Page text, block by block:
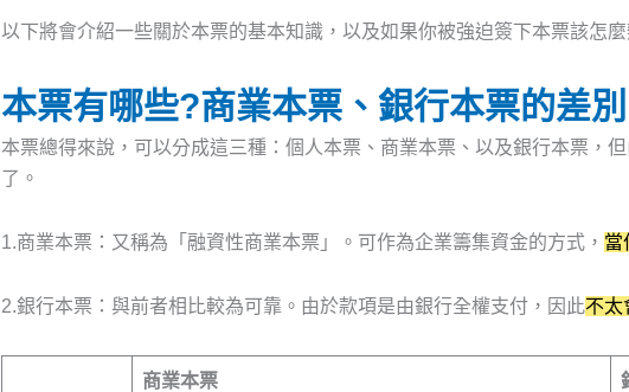
以下將會介紹一些關於本票的基本知識，以及如果你被強迫簽下本票該怎麼
本票有哪些?商業本票、銀行本票的差別
本票總得來說，可以分成這三種：個人本票、商業本票、以及銀行本票，
了。
1.商業本票：又稱為「融資性商業本票」。可作為企業籌集資金的方式， 當
2.銀行本票：與前者相比較為可靠。由於款項是由銀行全權支付，因此不太
商業本票